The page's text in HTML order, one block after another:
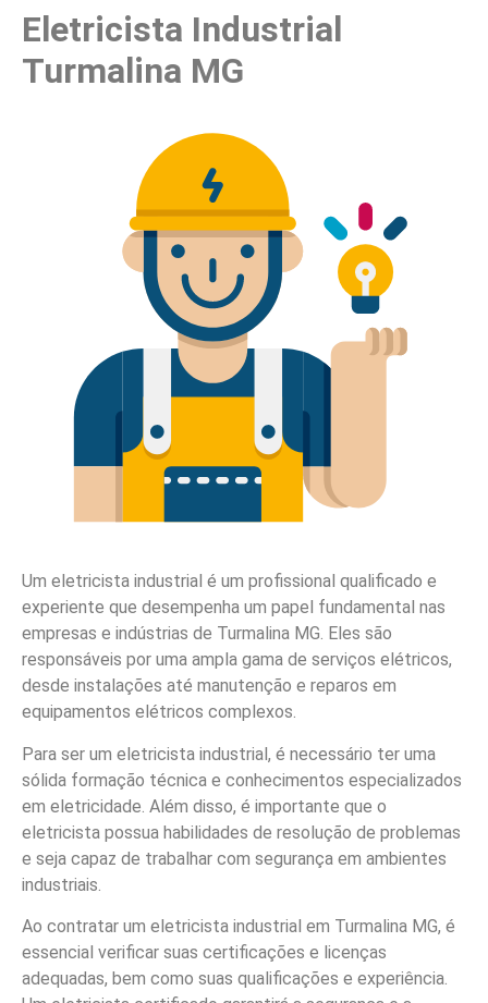
Eletricista Industrial
Turmalina MG
Um eletricista industrial é um profissional qualificado e
experiente que desempenha um papel fundamental nas
empresas e indústrias de Turmalina MG. Eles são
responsáveis por uma ampla gama de serviços elétricos,
desde instalações até manutenção e reparos em
equipamentos elétricos complexos.
Para ser um eletricista industrial, é necessário ter uma
sólida formação técnica e conhecimentos especializados
em eletricidade. Além disso, é importante que o
eletricista possua habilidades de resolução de problemas
e seja capaz de trabalhar com segurança em ambientes
industriais.
Ao contratar um eletricista industrial em Turmalina MG, é
essencial verificar suas certificações e licenças
adequadas, bem como suas qualificações e experiência.